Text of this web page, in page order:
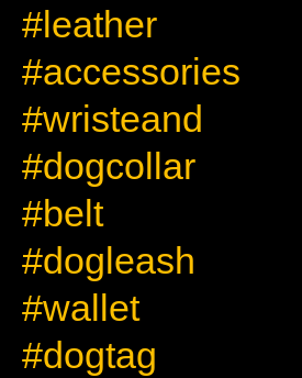
#leather
#accessories
#wristeand
#dogcollar
#belt
#dogleash
#wallet
#dogtag